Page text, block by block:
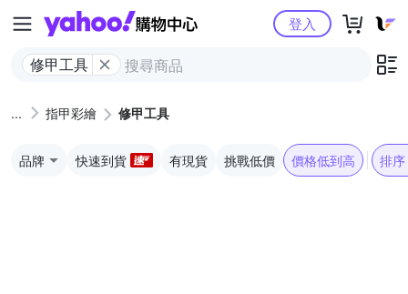
Yahoo購物中心
修甲工具
登入
指甲彩繪 修甲工具
品牌 快速到貨 有現貨 挑戰低價 價格低到高 排序